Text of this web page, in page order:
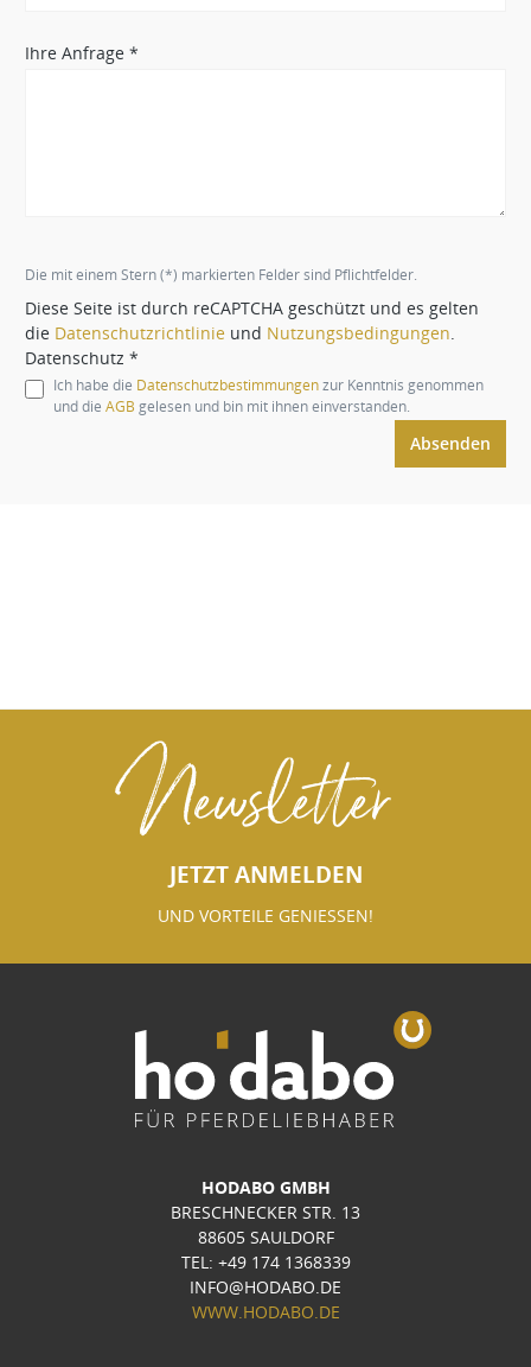
Ihre Anfrage *
Die mit einem Stern (*) markierten Felder sind Pflichtfelder.
Diese Seite ist durch reCAPTCHA geschützt und es gelten
die Datenschutzrichtlinie und Nutzungsbedingungen
Datenschutz *
Ich habe die Datenschutzbestimmungenzur Kenntnis genommen
und die AGB gelesen und bin mit ihnen einverstanden.
Absenden
Newsletter
JETZT ANMELDEN
UND VORTEILE GENIESSEN!
HODABO GMBH
BRESCHNECKER STR. 13
88605 SAULDORF
TEL: +49 174 1368339
INFO@HODABO.DE
WWW.HODABO.DE